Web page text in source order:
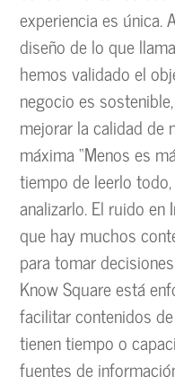
experiencia es única.
diseño de lo que
hemos validado el
negocio es
mejorar la calidad de
máxima “Menos es
tiempo de leerlo
analizarlo. El ruido
que hay muchos
para tomar
Know Square está
facilitar contenidos
tienen tiempo o
fuentes de